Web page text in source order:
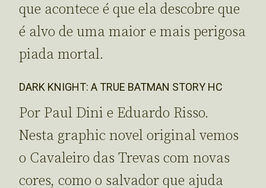
que acontece é que ela descobre que
é alvo de uma maior e mais perigosa
piada mortal.
DARK KNIGHT: A TRUE BATMAN STORY HC
Por Paul Dini e Eduardo Risso.
Nesta graphic novel original vemos
o Cavaleiro das Trevas com novas
cores, como o salvador que ajuda